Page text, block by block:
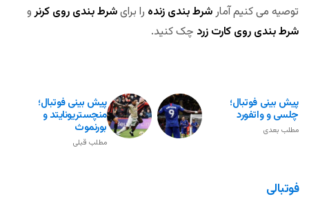
توصیه می کنیم آمارشرط بندی زنده را برایشرط بندی روی کرنرو
شرط بندی روی کارت زرد چک کنید.
پیش بینی فوتبال؛
منچستریونایتد و
بورنموث
مطلب قبلی
پیش بینی فوتبال؛
چلسی و واتفورد
مطلب بعدی
فوتبالی